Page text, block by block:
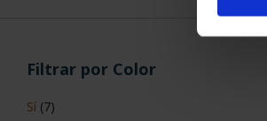
Filtrar por Color
Sí (7)